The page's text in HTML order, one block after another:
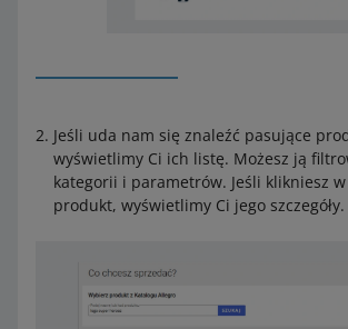
Jeśli uda nam się znaleźć pasujące
wyświetlimy Ci ich listę. Możesz ją
kategorii i parametrów. Jeśli klikniesz
produkt, wyświetlimy Ci jego szczegóły.